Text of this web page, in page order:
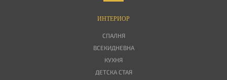
ИНТЕРИОР
СПАЛНЯ
ВСЕКИДНЕВНА
КУХНЯ
ДЕТСКА СТАЯ